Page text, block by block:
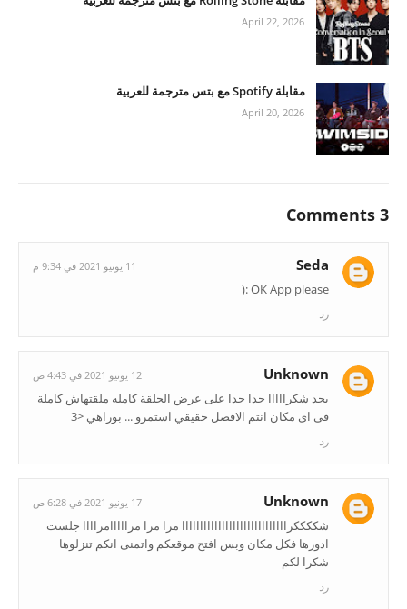
April 22, 2026
مقابلة Spotify مع بتس مترجمة للعربية
April 20, 2026
3 Comments
Seda 11 يونيو 2021 في 9:34 م
OK App please :(
رد
Unknown 12 يونيو 2021 في 4:43 ص
بجد شكرااااا جدا جدا على عرض الحلقة كامله ملقتهاش كاملة
فى اى مكان انتم الافضل حقيقي استمرو ... بوراهي <3
رد
Unknown 17 يونيو 2021 في 6:28 ص
شككككرااااااااااااااااااااااااااااا مرا مرا مرااااامراااا جلست
ادورها فكل مكان وبس افتح موقعكم واتمنى انكم تنزلوها
شكرا لكم
رد